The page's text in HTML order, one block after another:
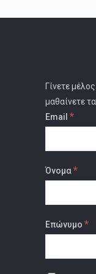
Γίνετε
μαθαίνετε
Email *
Όνομα*
Επώνυμο *